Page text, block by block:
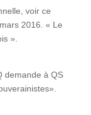
voir ce
2016. « Le
».
demande à QS